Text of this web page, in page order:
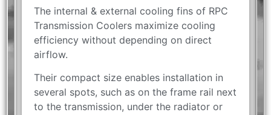
The internal & external cooling fins of RPC
Transmission Coolers maximize cooling
efficiency without depending on direct
airflow.
Their compact size enables installation in
several spots, such as on the frame rail next
to the transmission, under the radiator or